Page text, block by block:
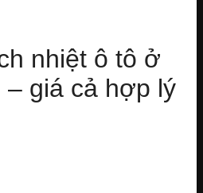
nhiệt ô tô ở
– giá cả hợp lý